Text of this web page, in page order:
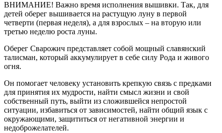
ВНИМАНИЕ! Важно время исполнения вышивки. Так, для
детей оберег вышивается на растущую луну в первой
четверти (первая неделя), а для взрослых – на вторую или
третью неделю роста луны.
Оберег Сварожич представляет собой мощный славянский
талисман, который аккумулирует в себе силу Рода и живого
огня.
Он помогает человеку установить крепкую связь с предками
для принятия их мудрости, найти смысл жизни и свой
собственный путь, выйти из сложившейся непростой
ситуации, избавиться от зависимостей, найти общий язык с
окружающими, защититься от негативной энергии и
недоброжелателей.